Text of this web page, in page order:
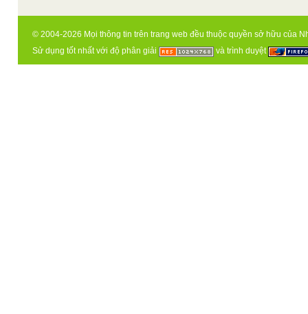
© 2004-2026 Mọi thông tin trên trang web đều thuộc quyền sở hữu của
Sử dụng tốt nhất với độ phân giải
và trình duyệt